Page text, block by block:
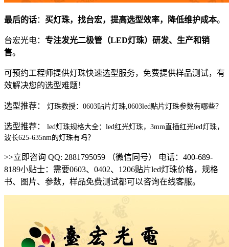
最后的话： 买灯珠，找台宏，提高选型效率，降低维护成本。
台宏光电： 专注发光二极管（LED灯珠）研发、生产和销
售。
可预约工程师提供灯珠快速选型服务，免费提供样品测试，有
效解决您的选型难题！
选型推荐： 灯珠教授：0603贴片灯珠,0603led贴片灯珠参数有哪些？
选型推荐： led灯珠规格大全：led红光灯珠，3mm直插红光led灯珠，
波长625-635nm的灯珠有吗？
>>立即咨询 QQ: 2881795059 （微信同号） 电话：400-689-
8189小贴士：需要0603、0402、1206贴片led灯珠价格，规格
书、图片、参数，样品免费测试都可以咨询在线客服。